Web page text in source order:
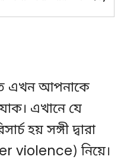
এখন আপনাকে
এখানে যে
হয় সঙ্গী দ্বারা
violence) নিয়ে।